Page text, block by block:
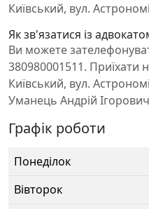
Київський, вул.
Як зв'язатися із
Ви можете
380980001511. Приїхати
Київський, вул.
Уманець Андрій
Графік роботи
Понеділок
Вівторок